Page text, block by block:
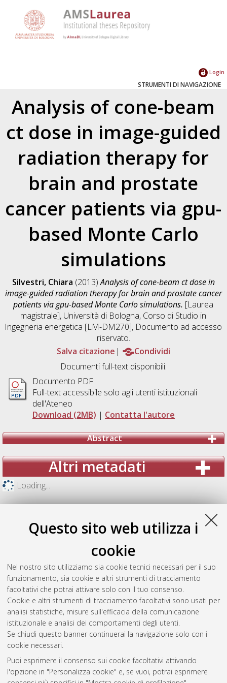
Questo sito web utilizza i
cookie
Nel nostro sito utilizziamo sia cookie tecnici necessari per il suo
funzionamento, sia cookie e altri strumenti di tracciamento
facoltativi che potrai attivare solo con il tuo consenso.
Cookie e altri strumenti di tracciamento facoltativi sono usati per
analisi statistiche, misure sull'efficacia della comunicazione
istituzionale e analisi dei comportamenti degli utenti.
Se chiudi questo banner continuerai la navigazione solo con i
cookie necessari.
Puoi esprimere il consenso sui cookie facoltativi attivando
l'opzione in "Personalizza cookie" e, se vuoi, potrai esprimere
Login
STRUMENTI DI NAVIGAZIONE
Analysis of cone-beam
ct dose in image-guided
radiation therapy for
brain and prostate
cancer patients via gpu-
based Monte Carlo
simulations
Silvestri, Chiara (2013)Analysis of cone-beam ct dose in
image-guided radiation therapy for brain and prostate cancer
patients via gpu-based Monte Carlo simulations. [Laurea
magistrale], Università di Bologna, Corso di Studio in
Ingegneria energetica [LM-DM270], Documento ad accesso
riservato.
Salva citazione
Condividi
Documenti full-text disponibili:
Documento PDF
Full-text accessibile solo agli utenti istituzionali
dell'Ateneo
Download (2MB) | Contatta l'autore
Abstract
Altri metadati
Loading...
Gestione del documento:
Atom
Rss 1.0